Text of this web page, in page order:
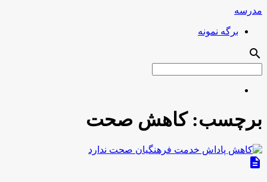
مدرسه
برگه نمونه
search
برچسب:کاهش صحت
description